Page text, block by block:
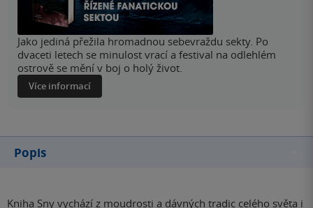
Jako jediná přežila hromadnou sebevraždu sekty. Po
dvaceti letech se minulost vrací a festival na odlehlém
ostrově se mění v boj o holý život.
Více informací
Popis
Kniha Sny vychází z moudrosti a dávných tradic celého světa i